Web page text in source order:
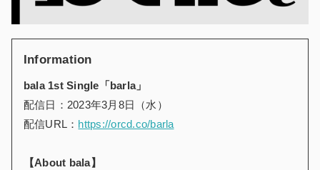
Information
bala 1st Single「barla」
配信日：2023年3月8日（水）
配信URL： https://orcd.co/barla
【About bala】